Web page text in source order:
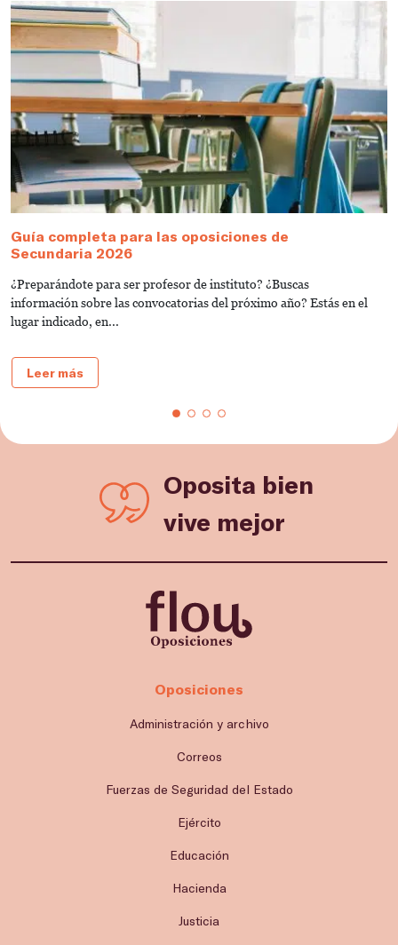
Guía completa para las oposiciones de
Secundaria 2026
¿Preparándote para ser profesor de instituto? ¿Buscas
información sobre las convocatorias del próximo año? Estás en el
lugar indicado, en...
Leer más
Oposita bien
vive mejor
Oposiciones
Administración y archivo
Correos
Fuerzas de Seguridad del Estado
Ejército
Educación
Hacienda
Justicia